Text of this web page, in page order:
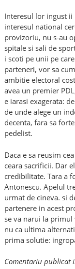
Interesul lor ingust
interesul national
provizoriu, nu s-au
spitale si sali de
i scoti pe unii pe
parteneri, vor sa
ambitie electoral
avea un premier
e iarasi exagerata:
de unde alege un
decenta, fara sa
pedelist.
Daca e sa reusim
ceara sacrificii. Dar
credibilitate. Tara a
Antonescu. Apelul
urmat de cineva. si
partenere in acest
se va narui la primul
nu ca ultima
prima solutie:
Comentariu publicat